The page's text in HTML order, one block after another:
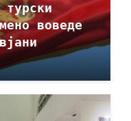
турски
воведе